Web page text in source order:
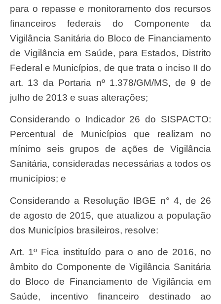
para o repasse e monitoramento dos recursos
financeiros federais do Componente da
Vigilância Sanitária do Bloco de Financiamento
de Vigilância em Saúde, para Estados, Distrito
Federal e Municípios, de que trata o inciso II do
art. 13 da Portaria nº 1.378/GM/MS, de 9 de
julho de 2013 e suas alterações;
Considerando o Indicador 26 do SISPACTO:
Percentual de Municípios que realizam no
mínimo seis grupos de ações de Vigilância
Sanitária, consideradas necessárias a todos os
municípios; e
Considerando a Resolução IBGE n° 4, de 26
de agosto de 2015, que atualizou a população
dos Municípios brasileiros, resolve:
Art. 1º Fica instituído para o ano de 2016, no
âmbito do Componente de Vigilância Sanitária
do Bloco de Financiamento de Vigilância em
Saúde, incentivo financeiro destinado ao